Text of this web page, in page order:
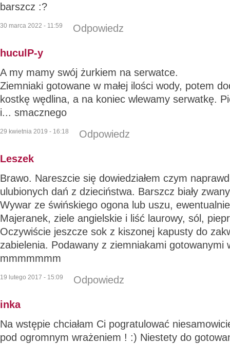
barszcz :?
30 marca 2022 - 11:59 Odpowiedz
huculP-y
A my mamy swój żurkiem na serwatce.
Ziemniaki gotowane w małej ilości wody, potem
kostkę wędlina, a na koniec wlewamy serwatkę.
i... smacznego
29 kwietnia 2019 - 16:18 Odpowiedz
Leszek
Brawo. Nareszcie się dowiedziałem czym
ulubionych dań z dzieciństwa. Barszcz biały
Wywar ze świńskiego ogona lub uszu,
Majeranek, ziele angielskie i liść laurowy, sól,
Oczywiście jeszcze sok z kiszonej kapusty do
zabielenia. Podawany z ziemniakami gotowanymi
mmmmmmm
19 lutego 2017 - 15:09 Odpowiedz
inka
Na wstępie chciałam Ci pogratulować
pod ogromnym wrażeniem ! :) Niestety do